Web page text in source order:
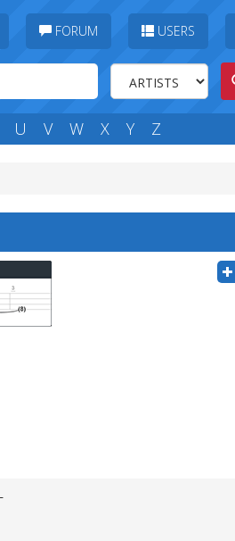
FORUM USERS
U V W X Y Z